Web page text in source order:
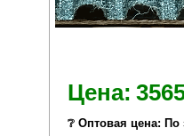
Цена:
❔ Оптовая цена: По